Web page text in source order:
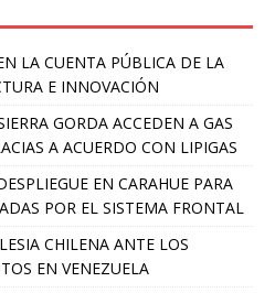
LA CUENTA PÚBLICA DE LA
E INNOVACIÓN
GORDA ACCEDEN A GAS
A ACUERDO CON LIPIGAS
EN CARAHUE PARA
POR EL SISTEMA FRONTAL
CHILENA ANTE LOS
EN VENEZUELA